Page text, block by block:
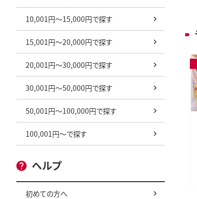
10,001円～15,000円で探す
15,001円～20,000円で探す
20,001円～30,000円で探す
30,001円～50,000円で探す
50,001円～100,000円で探す
100,001円～で探す
ヘルプ
初めての方へ